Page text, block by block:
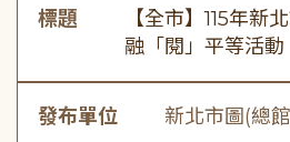
標題
【全市】115年新
融「閱」平等活動
發布單位 新北市圖(總